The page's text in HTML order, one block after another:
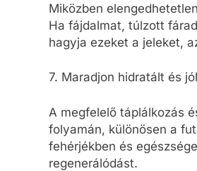
Miközben
Ha fájdalmat, túlzott
hagyja ezeket a jeleket,
7. Maradjon hidratált és
A megfelelő táplálkozás
folyamán, különösen a
fehérjékben és
regenerálódást.